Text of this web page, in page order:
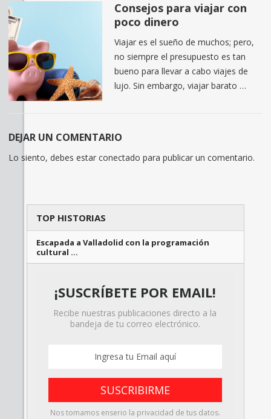
Consejos para viajar con
poco dinero
Viajar es el sueño de muchos; pero,
no siempre el presupuesto es tan
bueno para llevar a cabo viajes de
lujo. Sin embargo, viajar barato …
DEJAR UN COMENTARIO
Lo siento, debes estar conectado para publicar un comentario.
TOP HISTORIAS
Escapada a Valladolid con la programación
cultural …
¡SUSCRÍBETE POR EMAIL!
Recibe nuestras publicaciones directo a la
bandeja de tu correo electrónico.
Nos tomamos enserio la privacidad de tus datos.